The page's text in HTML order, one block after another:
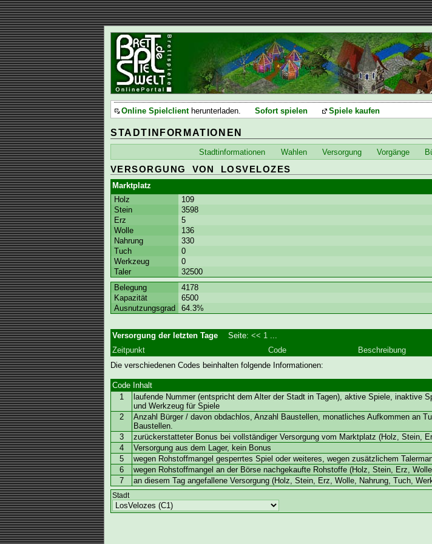
Online Spielclientherunterladen. Sofort spielen Spiele kaufen
STADTINFORMATIONEN
Stadtinformationen Wahlen Versorgung Vorgänge
VERSORGUNG VON LOSVELOZES
Marktplatz
Holz
109
Stein
3598
Erz
5
Wolle
136
Nahrung
330
Tuch
0
Werkzeug
0
Taler
32500
Belegung
4178
Kapazität
6500
Ausnutzungsgrad
64.3%
Versorgung der letzten Tage Seite:<< 1
Zeitpunkt
Code
Beschreibung
Die verschiedenen Codes beinhalten folgende Informationen:
Code Inhalt
1
laufende Nummer (entspricht dem Alter der Stadt in Tagen), aktive Spiele, inaktive
und Werkzeug für Spiele
2
Anzahl Bürger / davon obdachlos, Anzahl Baustellen, monatliches Aufkommen an
Baustellen.
3
zurückerstatteter Bonus bei vollständiger Versorgung vom Marktplatz (Holz, Stein,
4
Versorgung aus dem Lager, kein Bonus
5
wegen Rohstoffmangel gesperrtes Spiel oder weiteres, wegen zusätzlichem
6
wegen Rohstoffmangel an der Börse nachgekaufte Rohstoffe (Holz, Stein, Erz,
7
an diesem Tag angefallene Versorgung (Holz, Stein, Erz, Wolle, Nahrung, Tuch,
Stadt